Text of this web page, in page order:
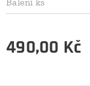
490,00 Kč